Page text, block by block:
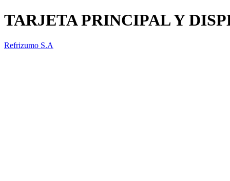
TARJETA PRINCIPAL Y
Refrizumo S.A